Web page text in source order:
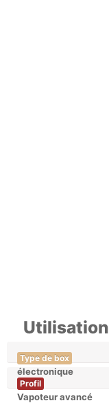
Utilisation
Type de box
électronique
Profil
Vapoteur avancé